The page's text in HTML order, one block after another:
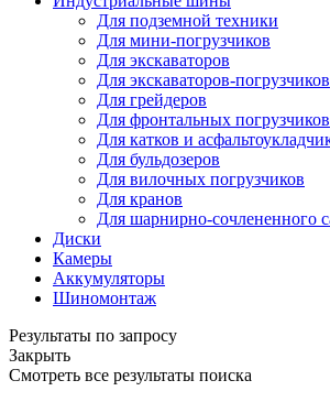
Для подземной техники
Для мини-погрузчиков
Для экскаваторов
Для экскаваторов-погрузчиков
Для грейдеров
Для фронтальных погрузчиков
Для катков и
Для бульдозеров
Для вилочных погрузчиков
Для кранов
Для шарнирно-сочлененного
Диски
Камеры
Аккумуляторы
Шиномонтаж
Результаты по запросу
Закрыть
Смотреть все результаты поиска